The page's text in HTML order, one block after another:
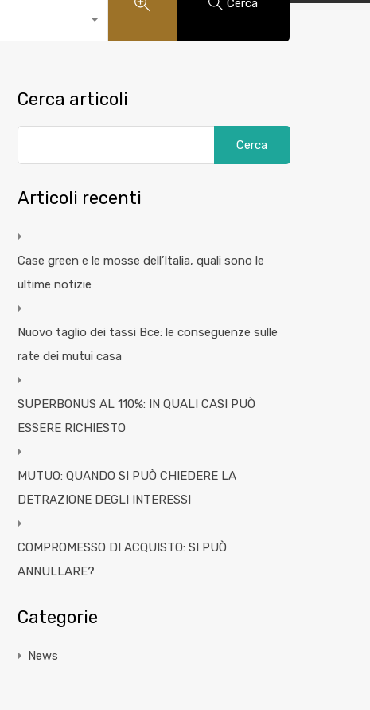
Cerca
Cerca articoli
Articoli recenti
Case green e le mosse dell’Italia, quali sono le
ultime notizie
Nuovo taglio dei tassi Bce: le conseguenze sulle
rate dei mutui casa
SUPERBONUS AL 110%: IN QUALI CASI PUÒ
ESSERE RICHIESTO
MUTUO: QUANDO SI PUÒ CHIEDERE LA
DETRAZIONE DEGLI INTERESSI
COMPROMESSO DI ACQUISTO: SI PUÒ
ANNULLARE?
Categorie
News